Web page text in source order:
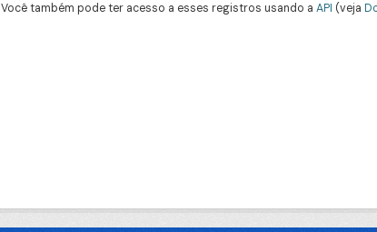
Você também pode ter acesso a esses registros usando a API (veja